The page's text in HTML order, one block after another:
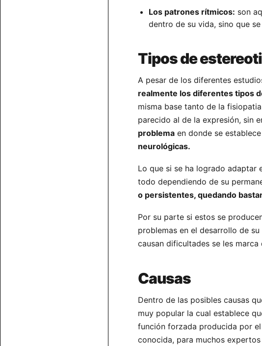
Los patrones rítmicos: son
dentro de su vida, sino que
Tipos de
A pesar de los diferentes
realmente los diferentes tipos
misma base tanto de la
parecido al de la expresión, sin
problema en donde se
neurológicas.
Lo que si se ha logrado adaptar
todo dependiendo de su
o persistentes, quedando
Por su parte si estos se
problemas en el desarrollo de su
causan dificultades se les marca
Causas
Dentro de las posibles causas
muy popular la cual establece
función forzada producida por el
conocida, para muchos